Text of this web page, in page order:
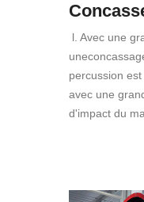
l. Avec une
percussion
avec une
d'impact du